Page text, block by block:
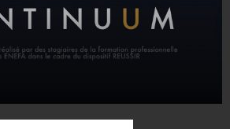
PRATIQUE
AUX IMAGES